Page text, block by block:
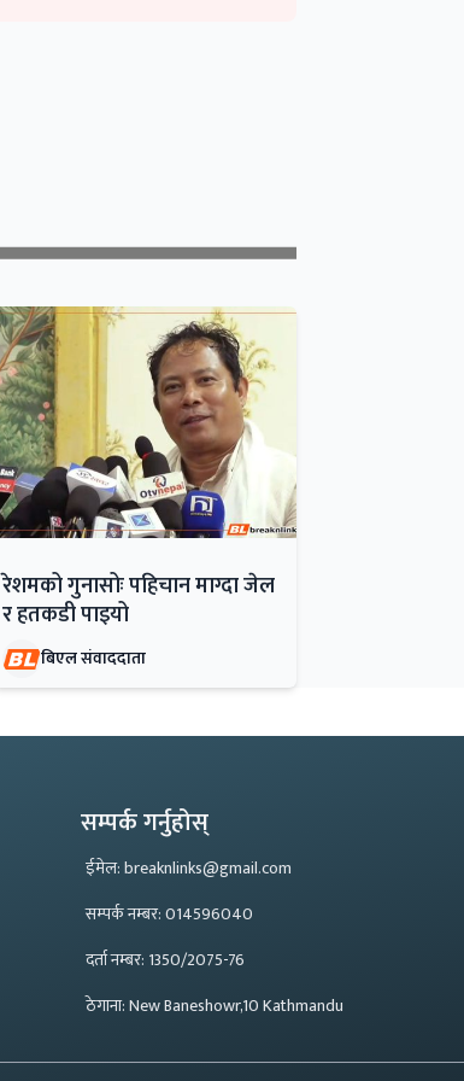
रेशमको गुनासोः पहिचान माग्दा जेल
र हतकडी पाइयो
बिएल संवाददाता
सम्पर्क गर्नुहोस्
ईमेल: breaknlinks@gmail.com
सम्पर्क नम्बर: 014596040
दर्ता नम्बर: 1350/2075-76
ठेगाना: New Baneshowr,10 Kathmandu